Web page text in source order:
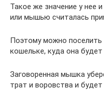
Такое же значение у нее
или мышью считалась
Поэтому можно
кошельке, куда она будет
Заговоренная мышка
трат и воровства и